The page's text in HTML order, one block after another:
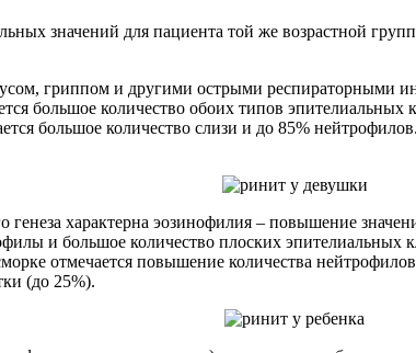
значений для пациента той же возрастной
гриппом и другими острыми респираторными
большое количество обоих типов эпителиальных
большое количество слизи и до 85%
генеза характерна эозинофилия – повышение
и большое количество плоских эпителиальных
отмечается повышение количества
(до 25%).